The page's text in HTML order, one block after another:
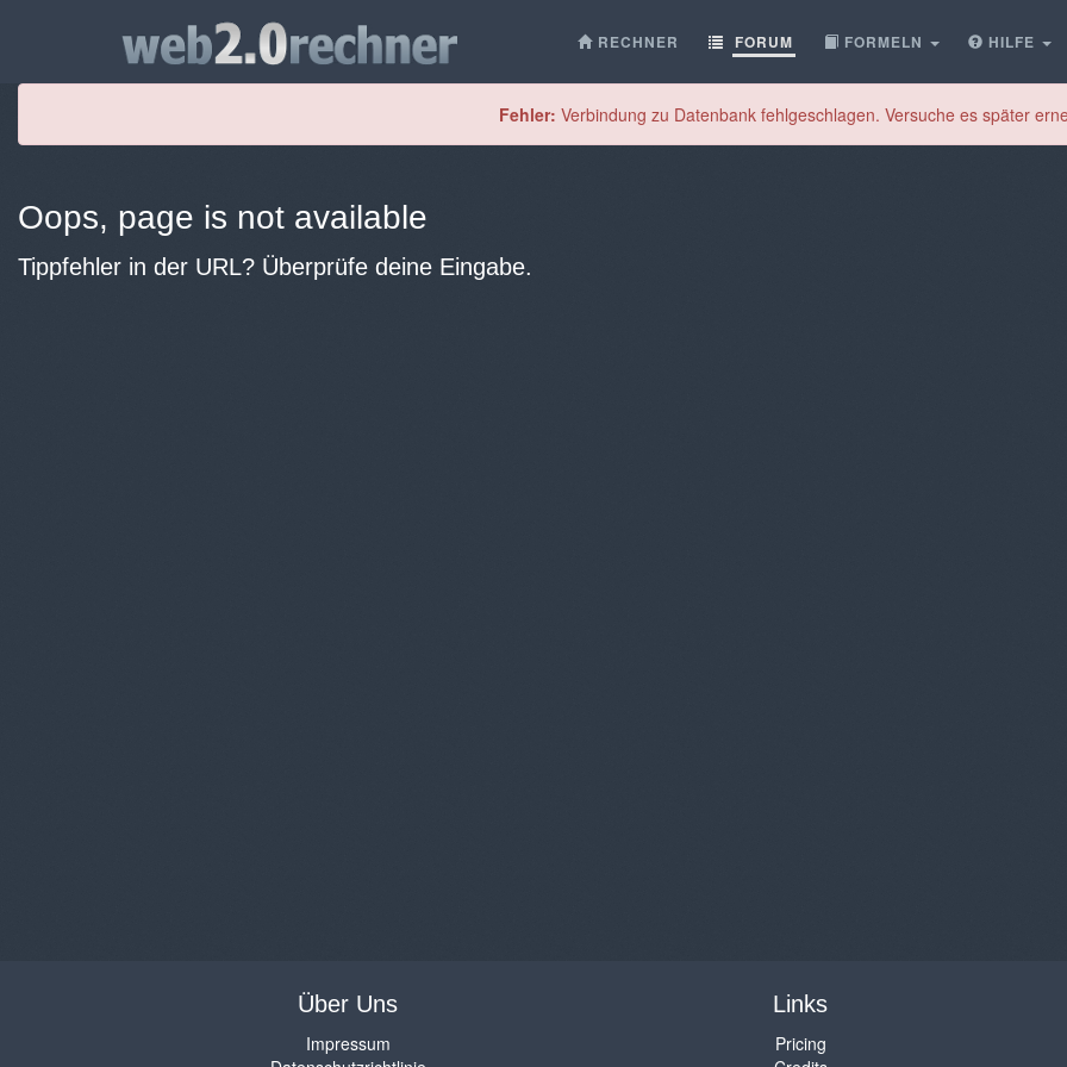
RECHNER FORUM FORMELN HILFE
Fehler: Verbindung zu Datenbank fehlgeschlagen. Versuche es später
Oops, page is not available
Tippfehler in der URL? Überprüfe deine Eingabe.
Über Uns
Impressum
Links
Pricing